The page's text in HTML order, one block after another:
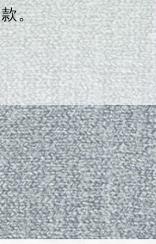
款。